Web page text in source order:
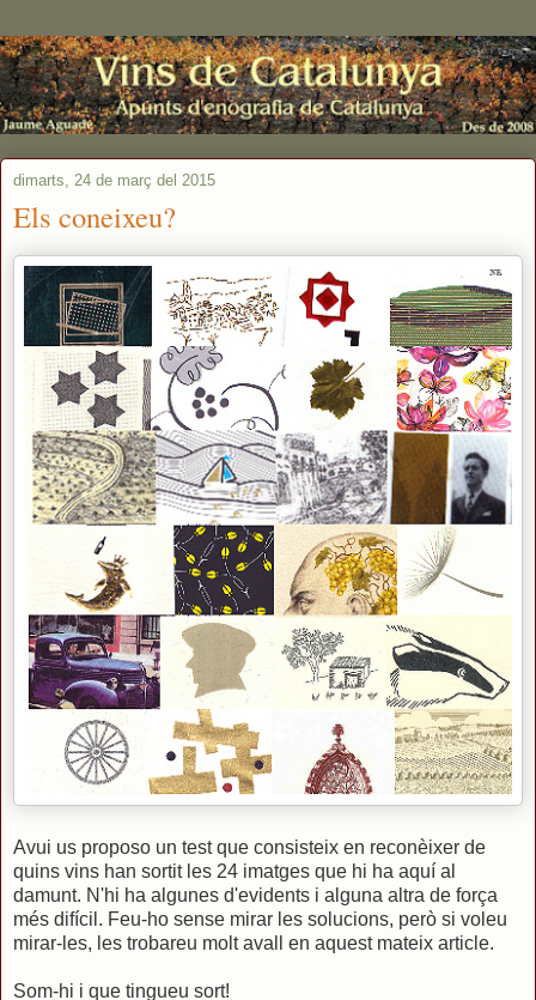
dimarts, 24 de març del 2015
Els coneixeu?
Avui us proposo un test que consisteix en reconèixer de
quins vins han sortit les 24 imatges que hi ha aquí al
damunt. N'hi ha algunes d'evidents i alguna altra de força
més difícil. Feu-ho sense mirar les solucions, però si voleu
mirar-les, les trobareu molt avall en aquest mateix article.
Som-hi i que tingueu sort!